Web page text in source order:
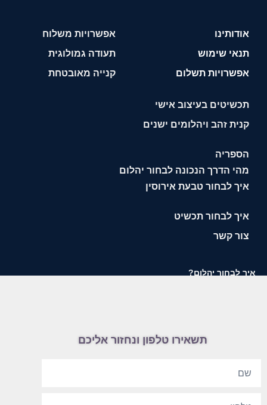
אודותינו
תנאי שימוש
אפשרויות תשלום
אפשרויות משלוח
תעודה גמולוגית
קנייה מאובטחת
תכשיטים בעיצוב אישי
קנית זהב ויהלומים ישנים
הספריה
מהי הדרך הנכונה לבחור יהלום
איך לבחור טבעת אירוסין
איך לבחור תכשיט
צור קשר
איך לבחור יהלום?
תשאירו טלפון ונחזור אליכם